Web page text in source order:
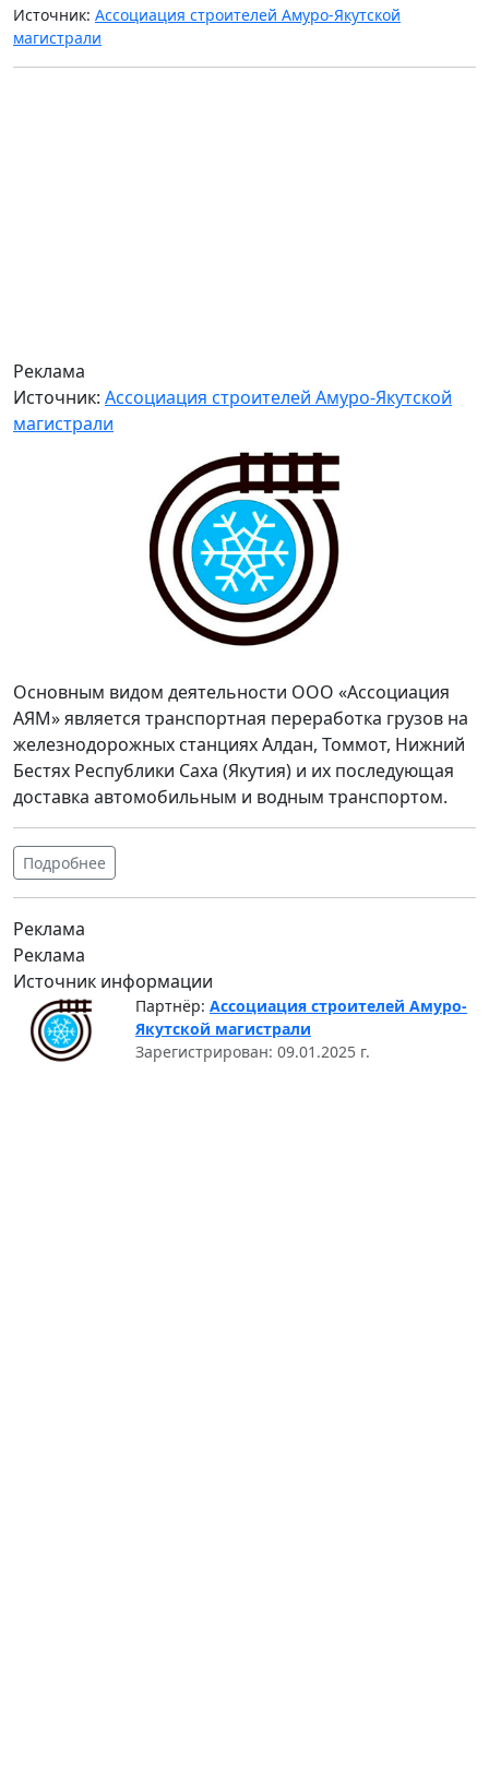
Источник: Ассоциация строителей Амуро-Якутской
магистрали
Реклама
Источник: Ассоциация строителей Амуро-Якутской
магистрали
Основным видом деятельности ООО «Ассоциация
АЯМ» является транспортная переработка грузов на
железнодорожных станциях Алдан, Томмот, Нижний
Бестях Республики Саха (Якутия) и их последующая
доставка автомобильным и водным транспортом.
Подробнее
Реклама
Реклама
Источник информации
Партнёр: Ассоциация строителей Амуро-
Якутской магистрали
Зарегистрирован: 09.01.2025 г.